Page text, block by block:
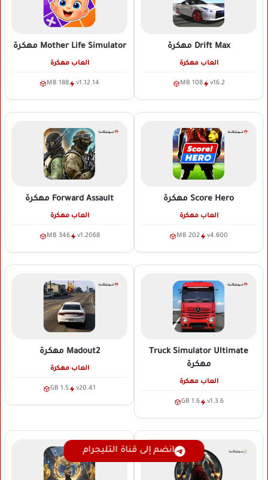
Drift Max مهكرة
العاب مهكرة
v16.2
108 MB
Mother Life Simulator مهكرة
العاب مهكرة
v1.12.14
188 MB
Score Hero مهكرة
العاب مهكرة
v4.600
202 MB
Forward Assault مهكرة
العاب مهكرة
v1.2068
346 MB
Truck Simulator Ultimate
مهكرة
العاب مهكرة
v1.3.6
1.6 GB
Madout2 مهكرة
العاب مهكرة
v20.41
1.5 GB
انضم إلى قناة التليجرام